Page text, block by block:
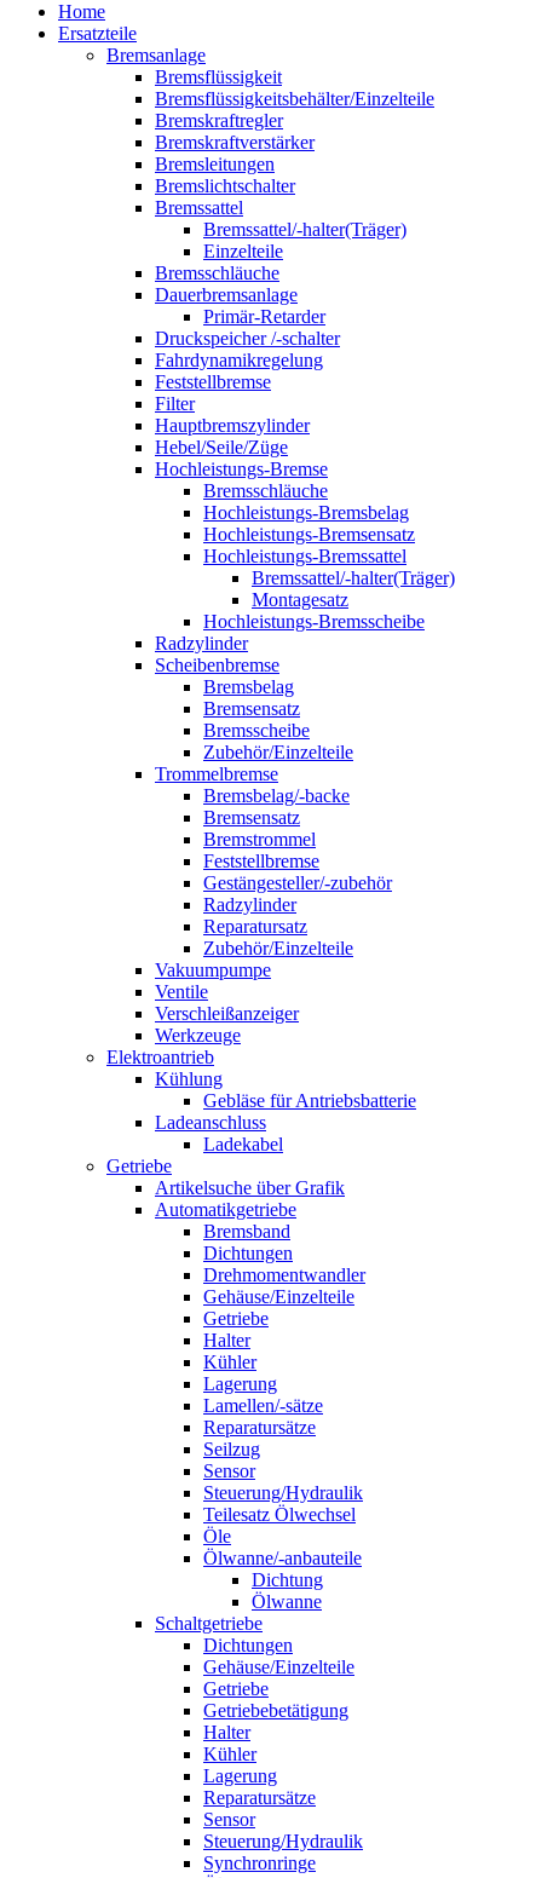
Home
Ersatzteile
Bremsanlage
Bremsflüssigkeit
Bremsflüssigkeitsbehälter/Einzelteile
Bremskraftregler
Bremskraftverstärker
Bremsleitungen
Bremslichtschalter
Bremssattel
Bremssattel/-halter(Träger)
Einzelteile
Bremsschläuche
Dauerbremsanlage
Primär-Retarder
Druckspeicher /-schalter
Fahrdynamikregelung
Feststellbremse
Filter
Hauptbremszylinder
Hebel/Seile/Züge
Hochleistungs-Bremse
Bremsschläuche
Hochleistungs-Bremsbelag
Hochleistungs-Bremsensatz
Hochleistungs-Bremssattel
Bremssattel/-halter(Träger)
Montagesatz
Hochleistungs-Bremsscheibe
Radzylinder
Scheibenbremse
Bremsbelag
Bremsensatz
Bremsscheibe
Zubehör/Einzelteile
Trommelbremse
Bremsbelag/-backe
Bremsensatz
Bremstrommel
Feststellbremse
Gestängesteller/-zubehör
Radzylinder
Reparatursatz
Zubehör/Einzelteile
Vakuumpumpe
Ventile
Verschleißanzeiger
Werkzeuge
Elektroantrieb
Kühlung
Gebläse für Antriebsbatterie
Ladeanschluss
Ladekabel
Getriebe
Artikelsuche über Grafik
Automatikgetriebe
Bremsband
Dichtungen
Drehmomentwandler
Gehäuse/Einzelteile
Getriebe
Halter
Kühler
Lagerung
Lamellen/-sätze
Reparatursätze
Seilzug
Sensor
Steuerung/Hydraulik
Teilesatz Ölwechsel
Öle
Ölwanne/-anbauteile
Dichtung
Ölwanne
Schaltgetriebe
Dichtungen
Gehäuse/Einzelteile
Getriebe
Getriebebetätigung
Halter
Kühler
Lagerung
Reparatursätze
Sensor
Steuerung/Hydraulik
Synchronringe